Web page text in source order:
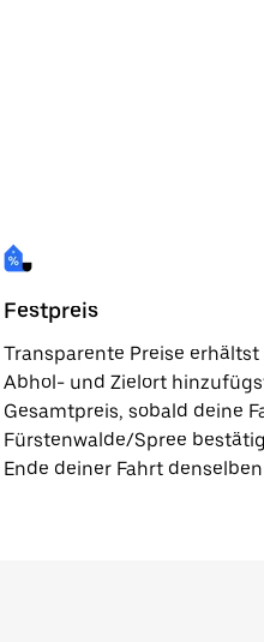
Festpreis
Transparente Preise
Abhol- und Zielort
Gesamtpreis, sobald deine
Fürstenwalde/Spree
Ende deiner Fahrt